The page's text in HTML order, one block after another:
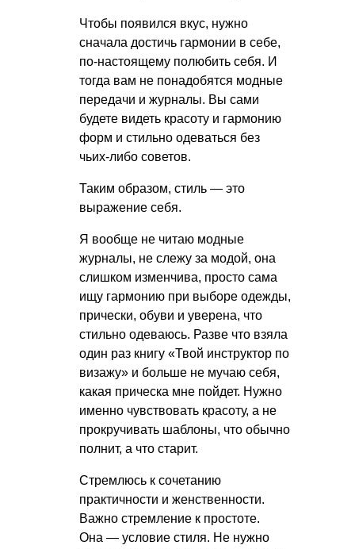
Чтобы появился вкус, нужно
сначала достичь гармонии в себе,
по-настоящему полюбить себя. И
тогда вам не понадобятся модные
передачи и журналы. Вы сами
будете видеть красоту и гармонию
форм и стильно одеваться без
чьих-либо советов.
Таким образом, стиль — это
выражение себя.
Я вообще не читаю модные
журналы, не слежу за модой, она
слишком изменчива, просто сама
ищу гармонию при выборе одежды,
прически, обуви и уверена, что
стильно одеваюсь. Разве что взяла
один раз книгу «Твой инструктор по
визажу» и больше не мучаю себя,
какая прическа мне пойдет. Нужно
именно чувствовать красоту, а не
прокручивать шаблоны, что обычно
полнит, а что старит.
Стремлюсь к сочетанию
практичности и женственности.
Важно стремление к простоте.
Она — условие стиля. Не нужно